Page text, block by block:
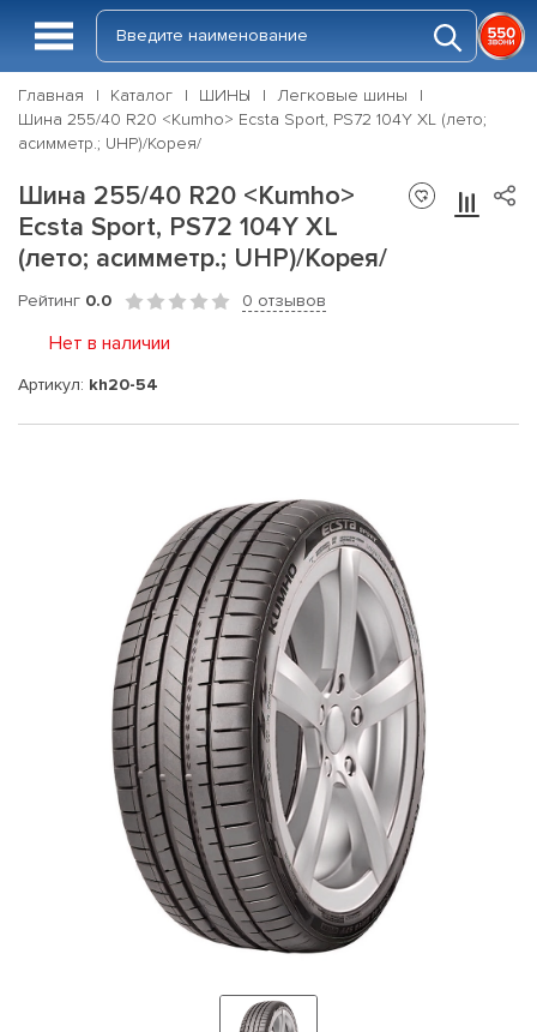
Главная Каталог ШИНЫ
Легковые шины
Шина 255/40 R20 <Kumho> Ecsta Sport, PS72 104Y XL (лето;
асимметр.; UHP)/Корея/
Шина 255/40 R20 <Kumho>
Ecsta Sport, PS72 104Y XL
(лето; асимметр.; UHP)/Корея/
Рейтинг 0.0 0 отзывов
Нет в наличии
Артикул: kh20-54